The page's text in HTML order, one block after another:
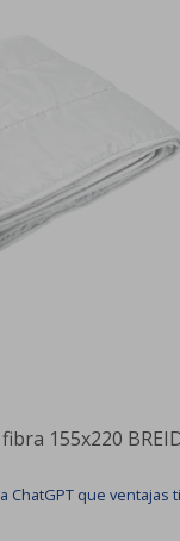
155x220
ChatGPT que